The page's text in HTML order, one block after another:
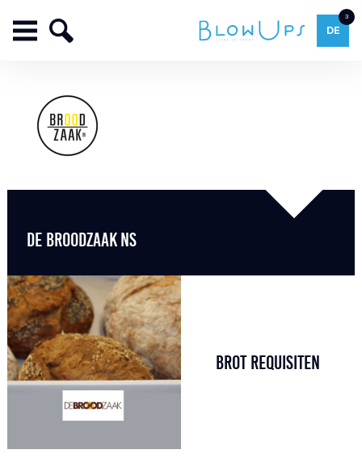
3
DE
DE BROODZAAK NS
BROT REQUISITEN